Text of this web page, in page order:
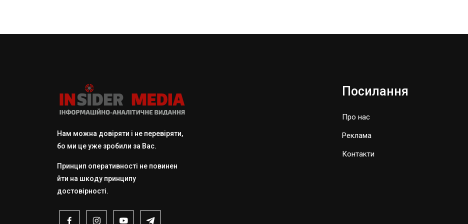
Нам можна довіряти і не перевіряти,
бо ми це уже зробили за Вас.
Принцип оперативності не повинен
йти на шкоду принципу
достовірності.
Посилання
Про нас
Реклама
Контакти